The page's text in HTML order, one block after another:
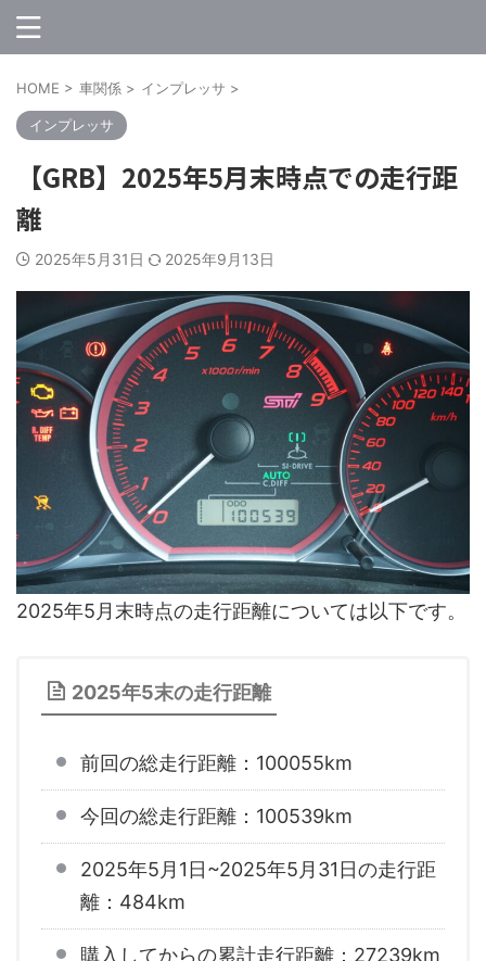
HOME > 車関係 > インプレッサ >
インプレッサ
【GRB】2025年5月末時点での走行距
離
2025年5月31日 2025年9月13日
2025年5月末時点の走行距離については以下です。
2025年5末の走行距離
前回の総走行距離：100055km
今回の総走行距離：100539km
2025年5月1日~2025年5月31日の走行距
離：484km
購入してからの累計走行距離：27239km